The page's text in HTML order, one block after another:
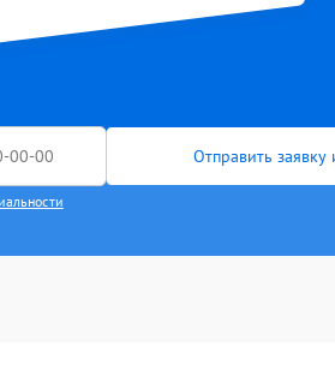
Отправить